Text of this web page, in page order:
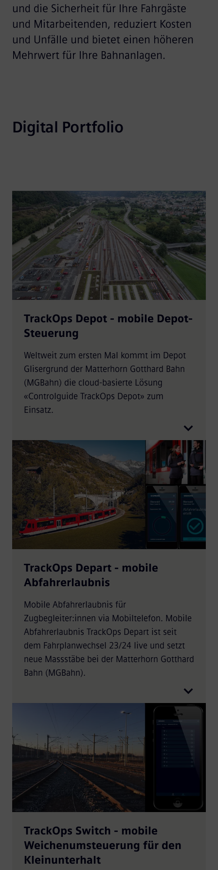
und die Sicherheit für Ihre Fahrgäste
und Mitarbeitenden, reduziert Kosten
und Unfälle und bietet einen höheren
Mehrwert für Ihre Bahnanlagen.
Digital Portfolio
TrackOps Depot - mobile Depot-
Steuerung
Weltweit zum ersten Mal kommt im Depot
Glisergrund der Matterhorn Gotthard Bahn
(MGBahn) die cloud-basierte Lösung
«Controlguide TrackOps Depot» zum
Einsatz.
TrackOps Depart - mobile
Abfahrerlaubnis
Mobile Abfahrerlaubnis für
Zugbegleiter:innen via Mobiltelefon. Mobile
Abfahrerlaubnis TrackOps Depart ist seit
dem Fahrplanwechsel 23/24 live und setzt
neue Massstäbe bei der Matterhorn Gotthard
Bahn (MGBahn).
TrackOps Switch - mobile
Weichenumsteuerung für den
Kleinunterhalt